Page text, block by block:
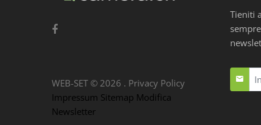
Tieniti
WEB-SET © 2026 . Privacy Policy
Impressum Sitemap Modifica
Newsletter